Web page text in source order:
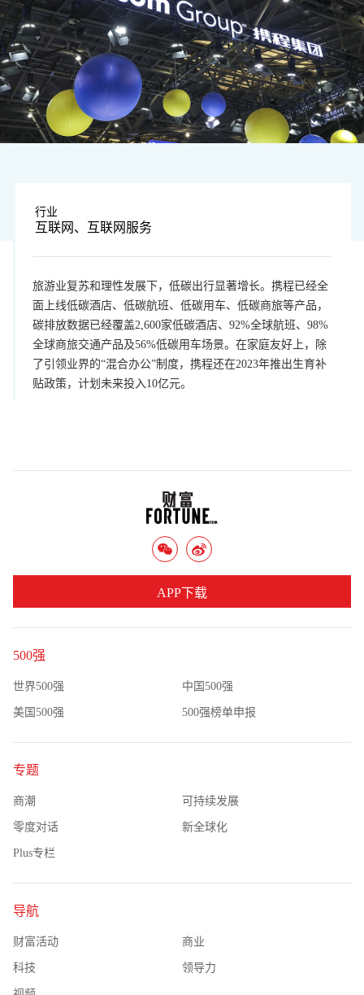
行业
互联网、互联网服务
旅游业复苏和理性发展下，低碳出行显著增长。携程已经全
面上线低碳酒店、低碳航班、低碳用车、低碳商旅等产品，
碳排放数据已经覆盖2,600家低碳酒店、92%全球航班、98%
全球商旅交通产品及56%低碳用车场景。在家庭友好上，除
了引领业界的“混合办公”制度，携程还在2023年推出生育补
贴政策，计划未来投入10亿元。
500强
世界500强 中国500强
美国500强 500强榜单申报
专题
商潮 可持续发展
零度对话 新全球化
Plus专栏
导航
财富活动 商业
科技 领导力
APP下载